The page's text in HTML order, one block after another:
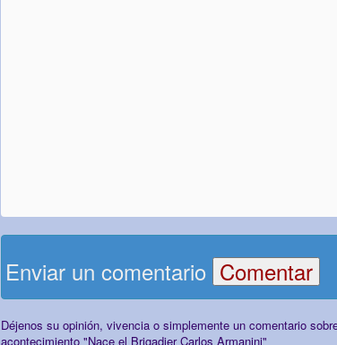
Enviar un comentario
Déjenos su opinión, vivencia o simplemente un comentario
acontecimiento "Nace el Brigadier Carlos Armanini"